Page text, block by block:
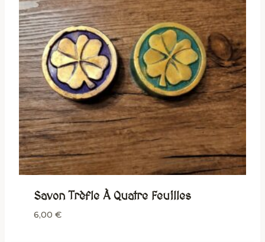
Savon Trèfle À Quatre Feuilles
6,00 €